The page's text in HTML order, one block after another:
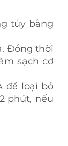
tủy bằng
Đồng thời
sạch cơ
để loại bỏ
phút, nếu